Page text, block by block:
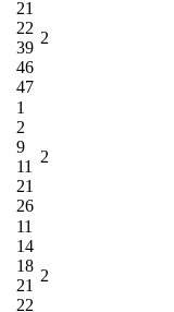
21
22
39
46
47
2
1
2
9
11
21
26
2
11
14
18
21
22
2